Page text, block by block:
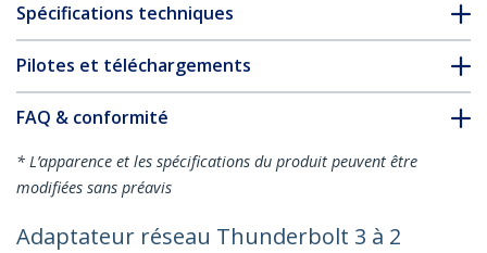
Spécifications techniques
Pilotes et téléchargements
FAQ & conformité
* L’apparence et les spécifications du produit peuvent être
modifiées sans préavis
Adaptateur réseau Thunderbolt 3 à 2